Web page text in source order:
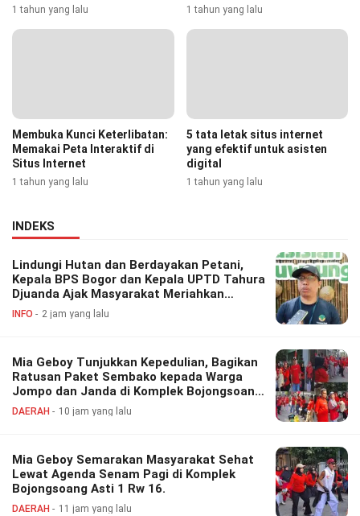
1 tahun yang lalu 1 tahun yang lalu
Membuka Kunci Keterlibatan:
Memakai Peta Interaktif di
Situs Internet
1 tahun yang lalu
5 tata letak situs internet
yang efektif untuk asisten
digital
1 tahun yang lalu
INDEKS
Lindungi Hutan dan Berdayakan Petani,
Kepala BPS Bogor dan Kepala UPTD Tahura
Djuanda Ajak Masyarakat Meriahkan
Festival Perhutanan Sosial
INFO 2 jam yang lalu
Mia Geboy Tunjukkan Kepedulian, Bagikan
Ratusan Paket Sembako kepada Warga
Jompo dan Janda di Komplek Bojongsoang
Asri 1
DAERAH 10 jam yang lalu
Mia Geboy Semarakan Masyarakat Sehat
Lewat Agenda Senam Pagi di Komplek
Bojongsoang Asti 1 Rw 16.
DAERAH 11 jam yang lalu